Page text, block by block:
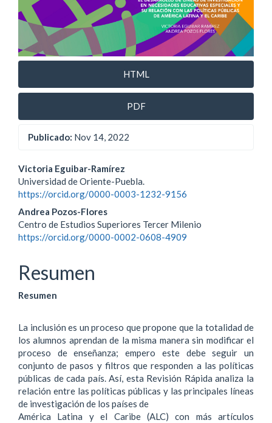
HTML
PDF
Publicado: Nov 14, 2022
Contenido
principal
del
artículo
Victoria Eguibar-Ramírez
Universidad de Oriente-Puebla.
https://orcid.org/0000-0003-1232-9156
Andrea Pozos-Flores
Centro de Estudios Superiores Tercer Milenio
https://orcid.org/0000-0002-0608-4909
Resumen
Resumen
La inclusión es un proceso que propone que la totalidad de
los alumnos aprendan de la misma manera sin modificar el
proceso de enseñanza; empero este debe seguir un
conjunto de pasos y filtros que responden a las políticas
públicas de cada país. Así, esta Revisión Rápida analiza la
relación entre las políticas públicas y las principales líneas
de investigación de los países de
América Latina y el Caribe (ALC) con más artículos